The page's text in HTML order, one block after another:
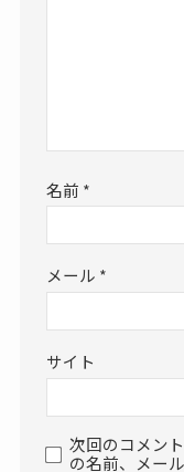
名前 *
メール *
サイト
次回のコメン
の名前、メー